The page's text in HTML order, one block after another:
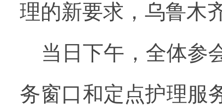
理的新要求 ，乌鲁木
当日下午，全体参
务窗口和定点护理服